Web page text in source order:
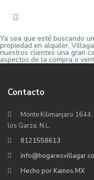
Ya sea que esté buscando
propiedad en alquiler,
nuestros clientes una gran
aspectos de la compra o
Contacto
Monte Kilimanjaro
los Garza, N.L.
8121558613
Hecho por Kainos MX